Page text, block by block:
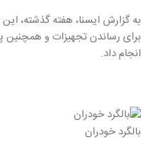
به گزارش ایسنا، هفته گذشته،
برای رساندن تجهیزات و همچنین
انجام داد.
بالگرد خودران